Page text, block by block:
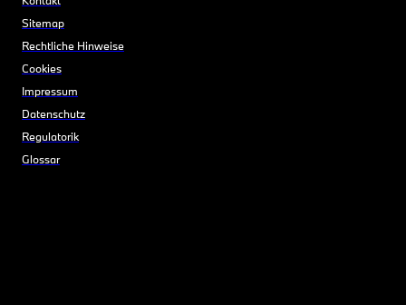
Sitemap
Rechtliche Hinweise
Cookies
Impressum
Datenschutz
Regulatorik
Glossar